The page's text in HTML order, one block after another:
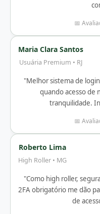
📅
Maria Clara Santos
Usuária Premium • RJ
"Melhor sistema de
quando acesso de
tranquilidade.
📅
Roberto Lima
High Roller • MG
"Como high roller,
2FA obrigatório me dão
de